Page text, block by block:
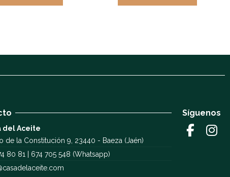
del Aceite
de la Constitución 9, 23440 - Baeza (Jaén)
80 81 | 674 705 548 (Whatsapp)
Síguenos